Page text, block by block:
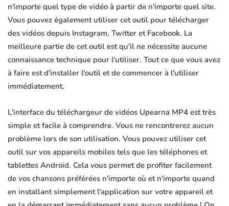
n'importe quel type de vidéo à partir de n'importe quel site.
Vous pouvez également utiliser cet outil pour télécharger
des vidéos depuis Instagram, Twitter et Facebook. La
meilleure partie de cet outil est qu'il ne nécessite aucune
connaissance technique pour l'utiliser. Tout ce que vous avez
à faire est d'installer l'outil et de commencer à l'utiliser
immédiatement.
L'interface du téléchargeur de vidéos Upearna MP4 est très
simple et facile à comprendre. Vous ne rencontrerez aucun
problème lors de son utilisation. Vous pouvez utiliser cet
outil sur vos appareils mobiles tels que les téléphones et
tablettes Android. Cela vous permet de profiter facilement
de vos chansons préférées n'importe où et n'importe quand
en installant simplement l'application sur votre appareil et